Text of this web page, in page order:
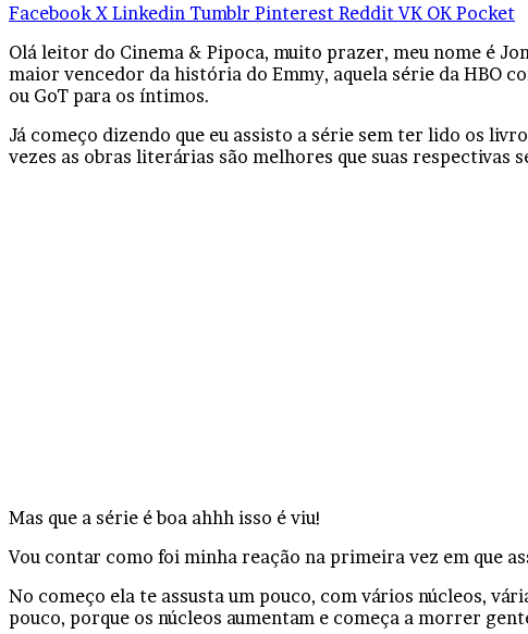
Facebook X Linkedin Tumblr Pinterest Reddit VK OK Pocket
Olá leitor do Cinema & Pipoca, muito prazer, meu nome é
maior vencedor da história do Emmy, aquela série da HBO
ou GoT para os íntimos.
Já começo dizendo que eu assisto a série sem ter lido os
vezes as obras literárias são melhores que suas respectivas
Mas que a série é boa ahhh isso é viu!
Vou contar como foi minha reação na primeira vez em que
No começo ela te assusta um pouco, com vários núcleos,
pouco, porque os núcleos aumentam e começa a morrer